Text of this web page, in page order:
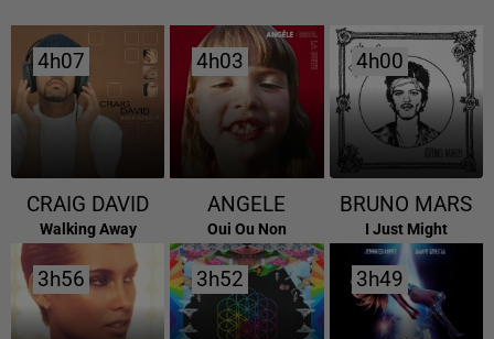
4h07
4h07
CRAIG DAVID
Walking Away
4h03
4h03
ANGELE
Oui Ou Non
4h00
4h00
BRUNO MARS
I Just Might
3h56
3h56 3h52
3h52 3h49
3h49